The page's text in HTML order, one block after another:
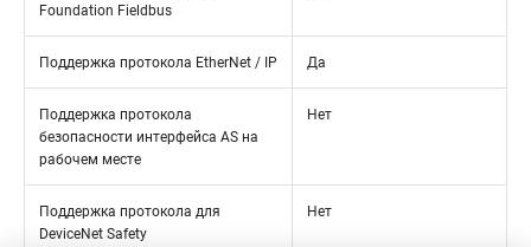
Foundation Fieldbus
Поддержка протокола EtherNet / IP Да
Поддержка протокола
безопасности интерфейса AS на
рабочем месте
Нет
Поддержка протокола для
DeviceNet Safety
Нет